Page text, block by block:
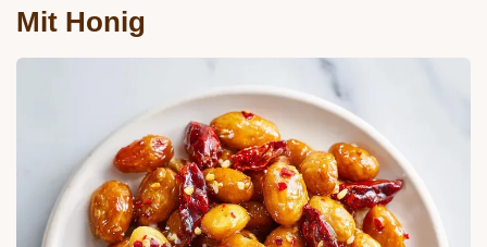
Mit Honig